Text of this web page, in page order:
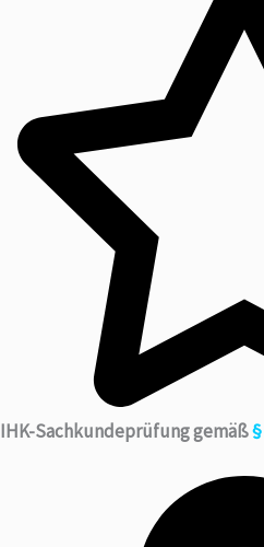
IHK-Sachkundeprüfung gemäß§